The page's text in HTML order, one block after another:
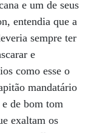
e um de seus
entendia que a
sempre ter
e
como esse o
mandatário
e de bom tom
exaltam os